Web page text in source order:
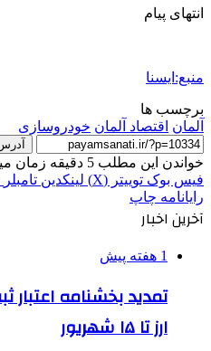
انتهای پیام
منبع:ایسنا
برچسب ها
آلمان اقتصاد آلمان خودروسازی
خواندن این مطلب 5 دقیقه زمان میبرد
فیس بوک توییتر (X) لینکدین ‫تامبلر
رایانامه چاپ
آخرین اخبار
1 هفته پیش
تمدید بخشنامه
ارز تا ۱۵ شهریور